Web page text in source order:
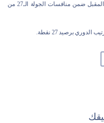
ويلتقي الاتحاد نظيره الفيحاء مساء يوم الإثنين المقبل ضمن منافسات الجولة الـ27 من